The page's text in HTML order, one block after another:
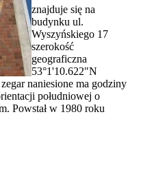
znajduje się na
budynku ul.
Wyszyńskiego 17
szerokość
geograficzna
53°1'10.622"N
naniesione ma godziny
południowej o
Powstał w 1980 roku